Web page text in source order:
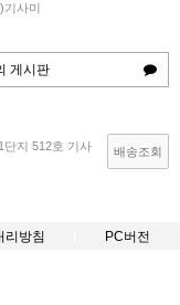
사미
게시판
단지 512호 기사
배송조회
리방침 PC버전